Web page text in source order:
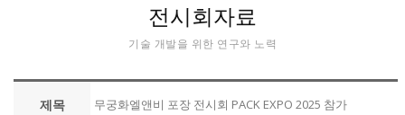
전시회자료
기술 개발을 위한 연구와 노력
제목 무궁화엘앤비 포장 전시회 PACK EXPO 2025 참가